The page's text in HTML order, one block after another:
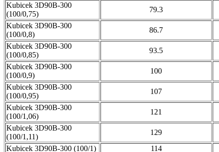
Kubicek 3D90B-300
(100/0,75)
79.3
Kubicek 3D90B-300
(100/0,8)
86.7
Kubicek 3D90B-300
(100/0,85)
93.5
Kubicek 3D90B-300
(100/0,9)
100
Kubicek 3D90B-300
(100/0,95)
107
Kubicek 3D90B-300
(100/1,06)
121
Kubicek 3D90B-300
(100/1,11)
129
Kubicek 3D90B-300 (100/1)
114